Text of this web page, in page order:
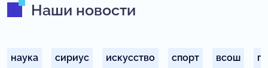
Наши новости
наука сириус искусство спорт всош